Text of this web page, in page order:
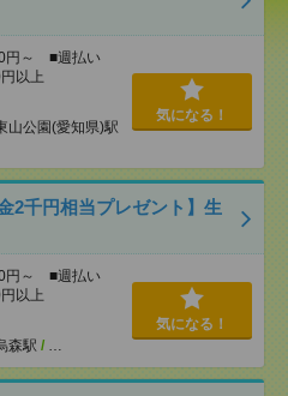
円～ ■週払い
以上
山公園(愛知県)駅
気になる！
2千円相当プレゼント】生
円～ ■週払い
以上
森駅 / …
気になる！